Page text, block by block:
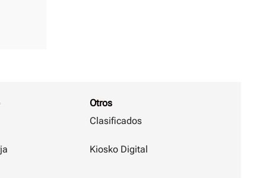
Otros
Clasificados
Kiosko Digital